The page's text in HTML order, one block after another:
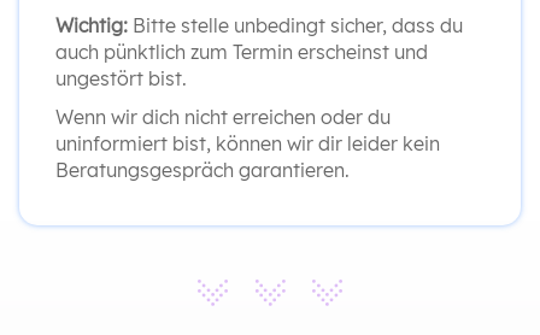
Wichtig: Bitte stelle unbedingt sicher, dass du
auch pünktlich zum Termin erscheinst und
ungestört bist.
Wenn wir dich nicht erreichen oder du
uninformiert bist, können wir dir leider kein
Beratungsgespräch garantieren.